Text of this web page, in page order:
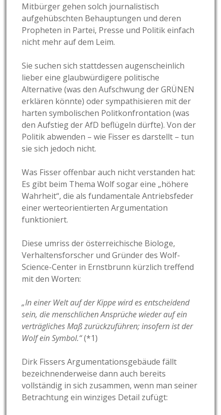
Mitbürger gehen solch journalistisch
aufgehübschten Behauptungen und deren
Propheten in Partei, Presse und Politik einfach
nicht mehr auf dem Leim.
Sie suchen sich stattdessen augenscheinlich
lieber eine glaubwürdigere politische
Alternative (was den Aufschwung der GRÜNEN
erklären könnte) oder sympathisieren mit der
harten symbolischen Politkonfrontation (was
den Aufstieg der AfD beflügeln dürfte). Von der
Politik abwenden – wie Fisser es darstellt – tun
sie sich jedoch nicht.
Was Fisser offenbar auch nicht verstanden hat:
Es gibt beim Thema Wolf sogar eine „höhere
Wahrheit“, die als fundamentale Antriebsfeder
einer werteorientierten Argumentation
funktioniert.
Diese umriss der österreichische Biologe,
Verhaltensforscher und Gründer des Wolf-
Science-Center in Ernstbrunn kürzlich treffend
mit den Worten:
„In einer Welt auf der Kippe wird es entscheidend
sein, die menschlichen Ansprüche wieder auf ein
verträgliches Maß zurückzuführen; insofern ist der
Wolf ein Symbol.“(*1)
Dirk Fissers Argumentationsgebäude fällt
bezeichnenderweise dann auch bereits
vollständig in sich zusammen, wenn man seiner
Betrachtung ein winziges Detail zufügt: